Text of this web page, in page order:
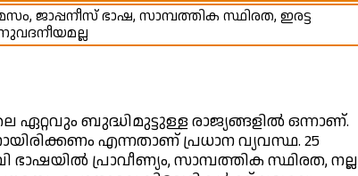
ജാപ്പനീസ് ഭാഷ, സാമ്പത്തിക സ്ഥിരത, ഇരട്ട
ഏറ്റവും ബുദ്ധിമുട്ടുള്ള രാജ്യങ്ങളിൽ ഒന്നാണ്.
എന്നതാണ് പ്രധാന വ്യവസ്ഥ. 25
പ്രാവീണ്യം, സാമ്പത്തിക സ്ഥിരത, നല്ല